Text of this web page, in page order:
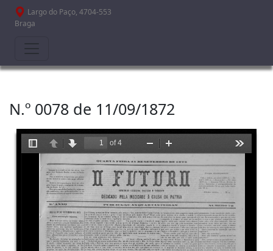
Passar para o conteúdo principal
Largo do Paço, 4704-553
Braga
N.º 0078 de 11/09/1872